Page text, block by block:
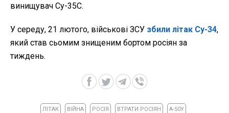
винищувач Су-35С.
У середу, 21 лютого, військові ЗСУ збили літак Су-34,
який став сьомим знищеним бортом росіян за
тиждень.
ЛІТАК ВІЙНА РОСІЯ ВТРАТИ РОСІЯН А-50У